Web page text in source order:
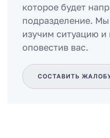
которое будет
подразделение.
изучим ситуацию
оповестив вас.
СОСТАВИТЬ